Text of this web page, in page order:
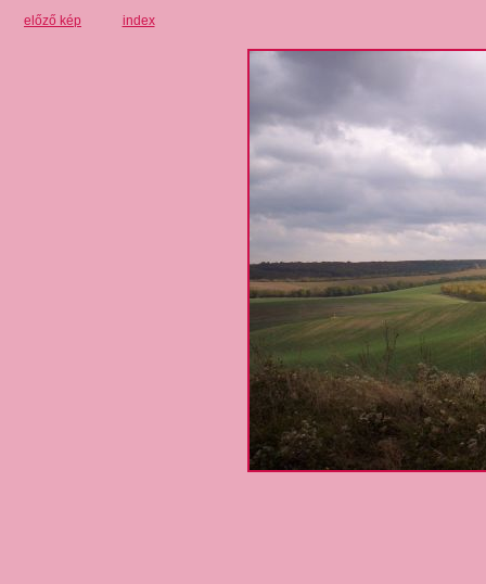
előző kép index